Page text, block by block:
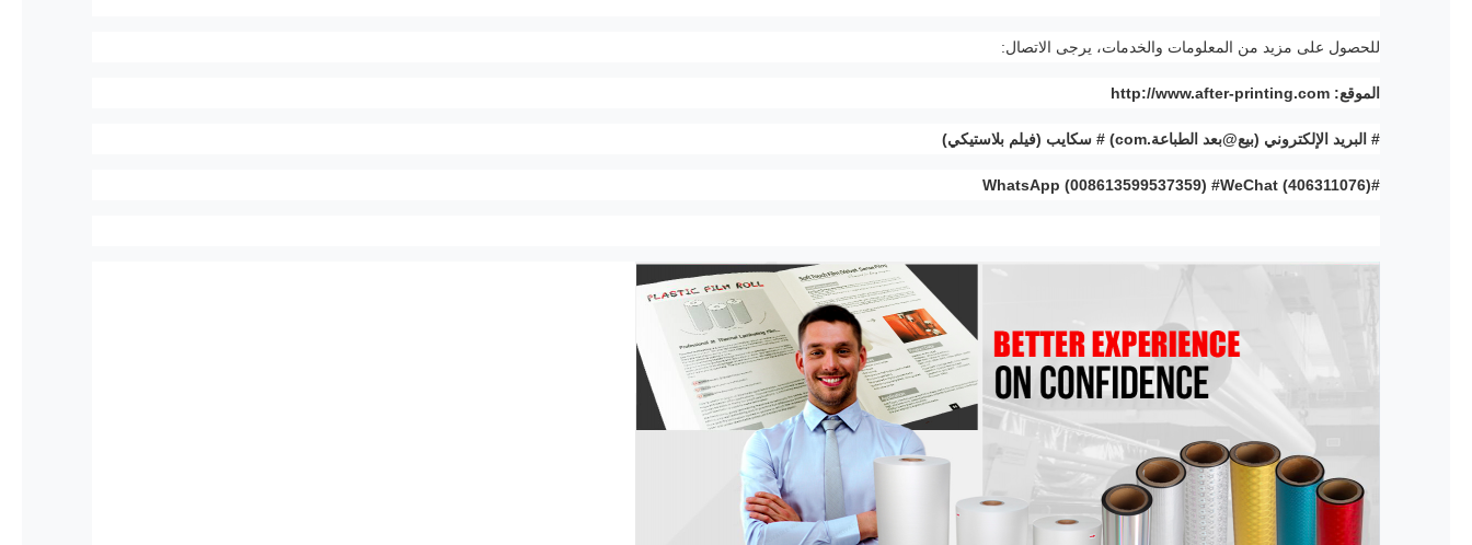
للحصول على مزيد من المعلومات والخدمات، يرجى الاتصال:
الموقع: http://www.after-printing.com
# البريد الإلكتروني (بيع@بعد الطباعة.com) # سكايب (فيلم بلاستيكي)
#WhatsApp (008613599537359) #WeChat (406311076)